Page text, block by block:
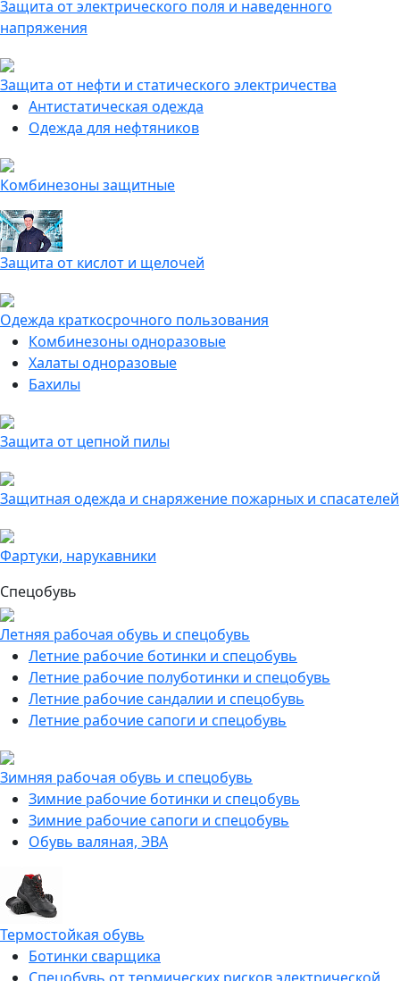
Защита от электрического поля и наведенного
напряжения
Защита от нефти и статического электричества
Антистатическая одежда
Одежда для нефтяников
Комбинезоны защитные
Защита от кислот и щелочей
Одежда краткосрочного пользования
Комбинезоны одноразовые
Халаты одноразовые
Бахилы
Защита от цепной пилы
Защитная одежда и снаряжение пожарных и спасателей
Фартуки, нарукавники
Спецобувь
Летняя рабочая обувь и спецобувь
Летние рабочие ботинки и спецобувь
Летние рабочие полуботинки и спецобувь
Летние рабочие сандалии и спецобувь
Летние рабочие сапоги и спецобувь
Зимняя рабочая обувь и спецобувь
Зимние рабочие ботинки и спецобувь
Зимние рабочие сапоги и спецобувь
Обувь валяная, ЭВА
Термостойкая обувь
Ботинки сварщика